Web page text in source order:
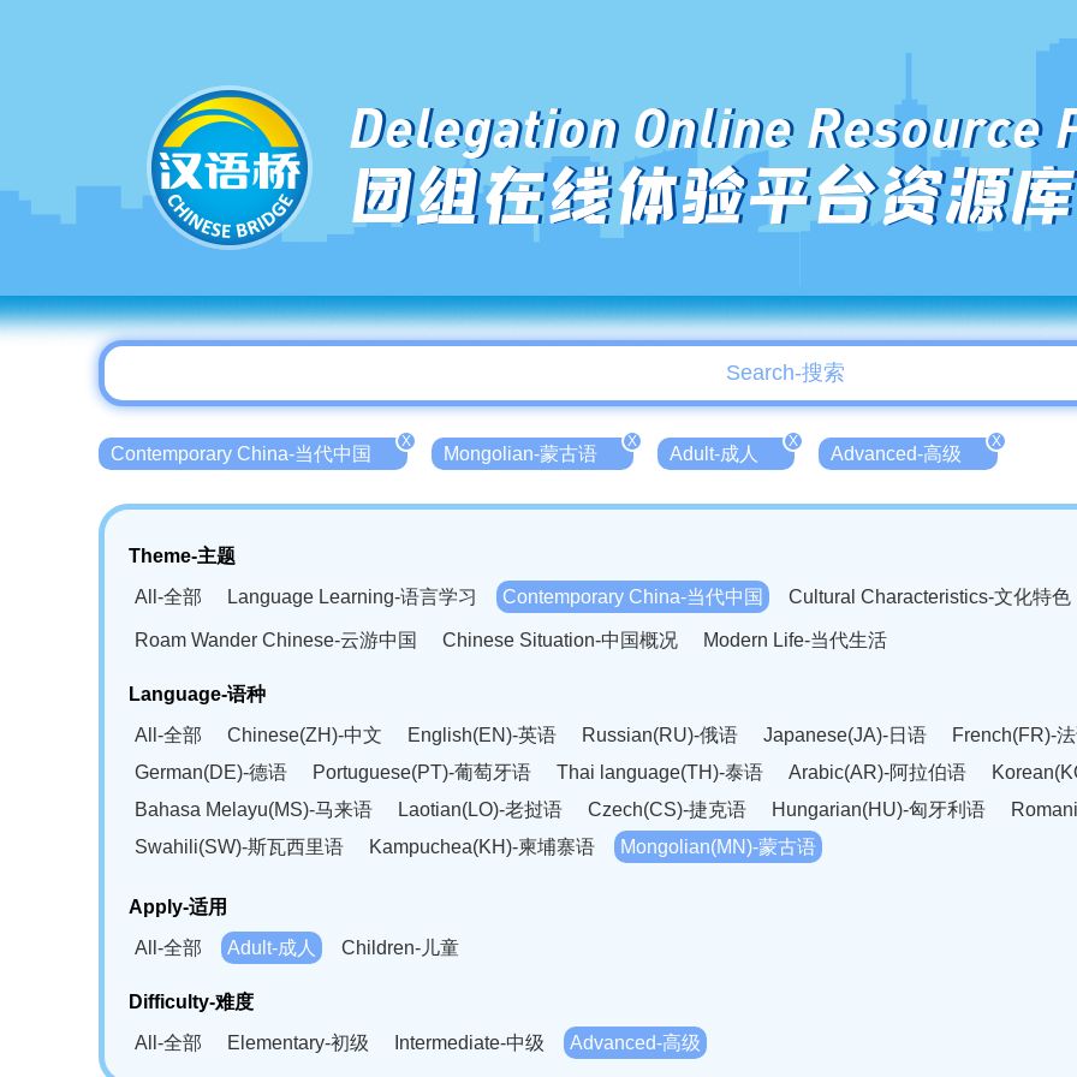
Delegation Online Resource
团组在线体验平台资源库
Contemporary China-当代中国
X
Mongolian-蒙古语
X
Adult-成人
X
Advanced-高级
X
Theme-主题
All-全部
Language Learning-语言学习 Contemporary China-当代中国 Cultural Characteristics-文化特色
Roam Wander Chinese-云游中国 Chinese Situation-中国概况 Modern Life-当代生活
Language-语种
All-全部
Chinese(ZH)-中文 English(EN)-英语 Russian(RU)-俄语 Japanese(JA)-日语
French(FR)-
German(DE)-德语
Portuguese(PT)-葡萄牙语 Thai language(TH)-泰语 Arabic(AR)-阿拉伯语
Bahasa Melayu(MS)-马来语
Laotian(LO)-老挝语 Czech(CS)-捷克语 Hungarian(HU)-匈牙利语
Swahili(SW)-斯瓦西里语
Kampuchea(KH)-柬埔寨语 Mongolian(MN)-蒙古语
Apply-适用
All-全部
Adult-成人 Children-儿童
Difficulty-难度
All-全部
Elementary-初级 Intermediate-中级 Advanced-高级